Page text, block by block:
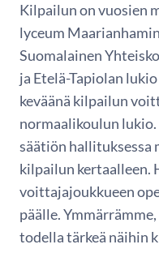
Kilpailun on vuosien
lyceum
Suomalainen
ja Etelä-Tapiolan
keväänä kilpailun
normaalikoulun
säätiön
kilpailun kertaalleen.
voittajajoukkueen
päälle.
todella tärkeä näihin